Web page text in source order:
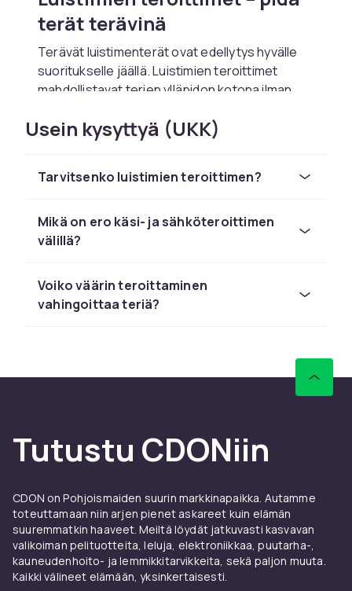
terät terävinä
Terävät luistimenterät ovat edellytys hyvälle
suoritukselle jäällä. Luistimien teroittimet
mahdollistavat terien ylläpidon kotona ilman
teroitin ja oikea tekniikka varmistavat, että
terät pysyvät terävinä ja antavat parhaan
Käsiteroittimet ovat yksinkertaisia, edullisia ja
helposti mukaan otettavia. Sähköteroittimet
vaivalla ja sopivat tiheään käyttöön. Valitse
teroitin käyttötarpeidesi ja budjettisi mukaan.
antaa epätasaisen teräpinnan tai vahingoittaa
teriä. Seuraa valmistajan ohjeita huolellisesti ja
Katso kaikki luistimien teroittimet CDON:ssa.
tuloksen saavuttamiseksi.
Tutustu kaikkiinluistimien osiin ja tarvikkeisiin
Siirrytaitoluistelu ja jääkiekko-pääsivulle.
Säännöllinen teroitus on investointi
suoritukseesi. Teroita luistimet 10–15 jäätunnin
Usein kysyttyä (UKK)
Tarvitsenko luistimien teroittimen?
Mikä on ero käsi- ja sähköteroittimen
välillä?
Voiko väärin teroittaminen
vahingoittaa teriä?
Tutustu CDONiin
CDON on Pohjoismaiden suurin markkinapaikka. Autamme
toteuttamaan niin arjen pienet askareet kuin elämän
suuremmatkin haaveet. Meiltä löydät jatkuvasti kasvavan
valikoiman pelituotteita, leluja, elektroniikkaa, puutarha-,
kauneudenhoito- ja lemmikkitarvikkeita, sekä paljon muuta.
Kaikki välineet elämään, yksinkertaisesti.